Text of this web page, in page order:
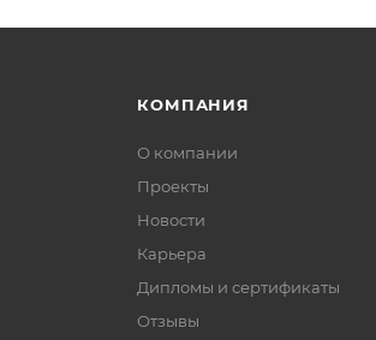
КОМПАНИЯ
О компании
Проекты
Новости
Карьера
Дипломы и сертификаты
Отзывы